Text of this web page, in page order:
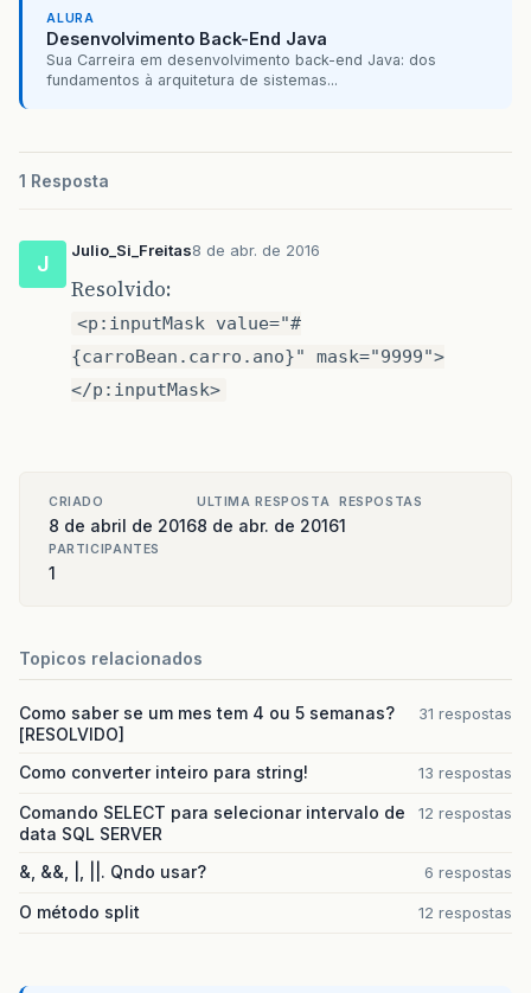
ALURA
Desenvolvimento Back-End Java
Sua Carreira em desenvolvimento back-end Java: dos
fundamentos à arquitetura de sistemas...
1 Resposta
J
Julio_Si_Freitas8 de abr. de 2016
Resolvido:
<p:inputMask value="#
{carroBean.carro.ano}" mask="9999">
</p:inputMask>
CRIADO
8 de abril de 2016
ULTIMA RESPOSTA
8 de abr. de 2016
RESPOSTAS
1
PARTICIPANTES
1
Topicos relacionados
Como saber se um mes tem 4 ou 5 semanas?
[RESOLVIDO]
31 respostas
Como converter inteiro para string! 13 respostas
Comando SELECT para selecionar intervalo de
data SQL SERVER
12 respostas
&, &&, |, ||. Qndo usar? 6 respostas
O método split 12 respostas